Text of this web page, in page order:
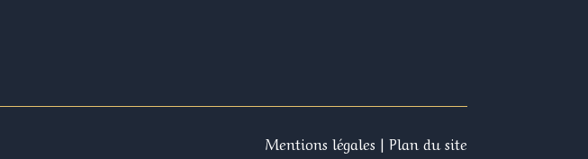
Mentions légales | Plan du site